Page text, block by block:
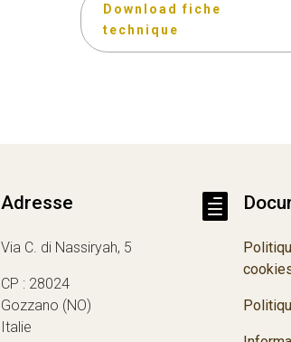
Download fiche
technique
Adresse
Via C. di Nassiryah, 5
CP : 28024
Gozzano (NO)
Italie
